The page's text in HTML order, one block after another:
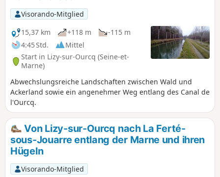
Visorando-Mitglied
15,37 km
+118 m
-115 m
4:45 Std.
Mittel
Start in Lizy-sur-Ourcq (Seine-et-
Marne)
Abwechslungsreiche Landschaften zwischen Wald und
Ackerland sowie ein angenehmer Weg entlang des Canal de
l'Ourcq.
Von Lizy-sur-Ourcq nach La Ferté-
sous-Jouarre entlang der Marne und ihren
Hügeln
Visorando-Mitglied